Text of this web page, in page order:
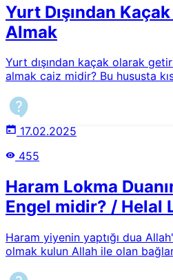
Yurt Dışından
Almak
Yurt dışından kaçak olarak
almak caiz midir? Bu hususta
17.02.2025
455
Haram Lokma
Engel midir? / Helal
Haram yiyenin yaptığı dua
olmak kulun Allah ile olan